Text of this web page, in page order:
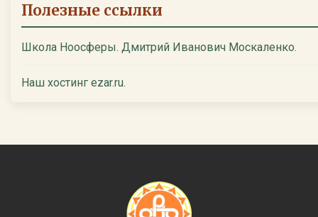
Полезные ссылки
Школа Ноосферы. Дмитрий Иванович Москаленко.
Наш хостинг ezar.ru.